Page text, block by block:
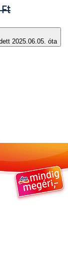
2025.06.05. óta